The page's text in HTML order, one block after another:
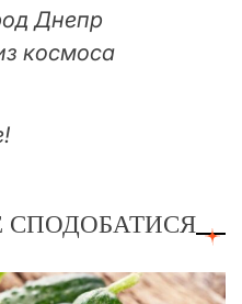
Днепр
космоса